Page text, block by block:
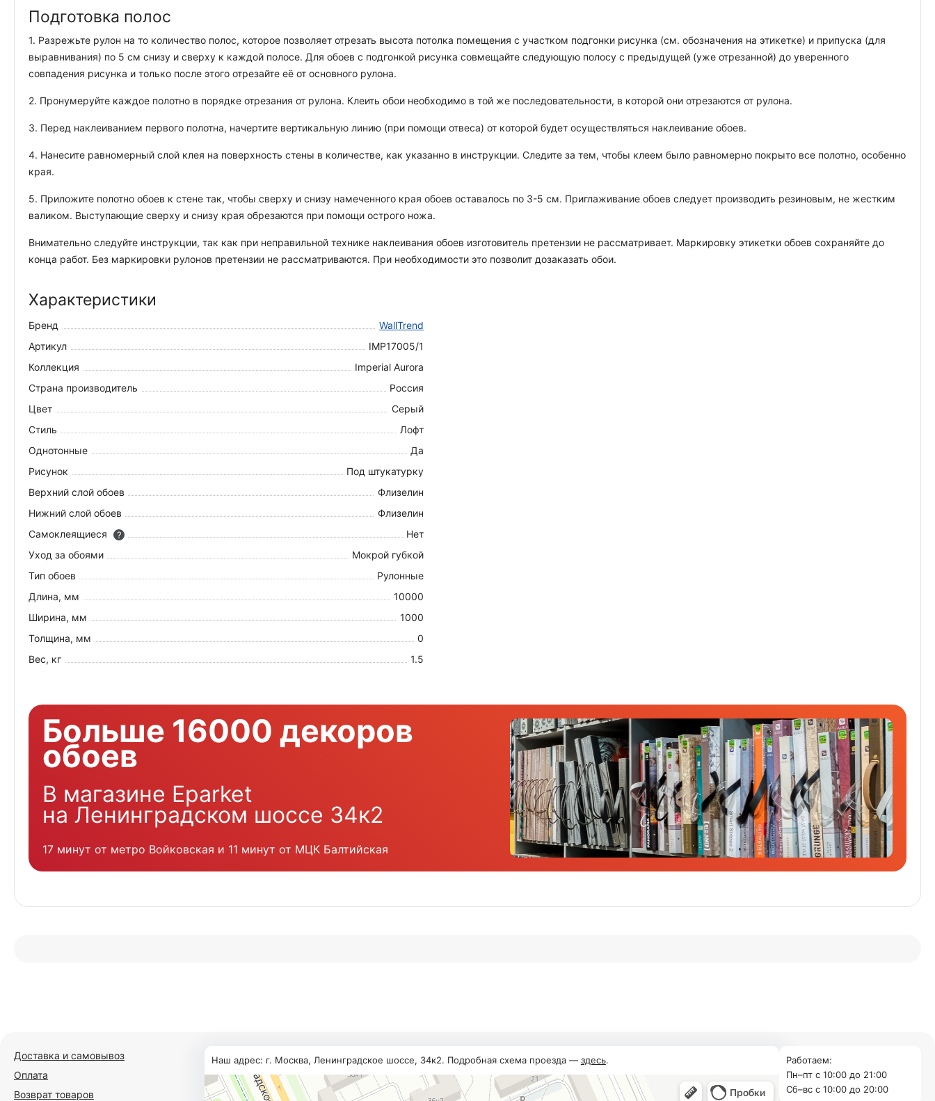
Подготовка полос
1. Разрежьте рулон на то количество полос, которое позволяет отрезать высота потолка помещения с участком подгонки рисунка (см. обозначения на этикетке) и припуска (для
выравнивания) по 5 см снизу и сверху к каждой полосе. Для обоев с подгонкой рисунка совмещайте следующую полосу с предыдущей (уже отрезанной) до уверенного
совпадения рисунка и только после этого отрезайте её от основного рулона.
2. Пронумеруйте каждое полотно в порядке отрезания от рулона. Клеить обои необходимо в той же последовательности, в которой они отрезаются от рулона.
3. Перед наклеиванием первого полотна, начертите вертикальную линию (при помощи отвеса) от которой будет осуществляться наклеивание обоев.
4. Нанесите равномерный слой клея на поверхность стены в количестве, как указанно в инструкции. Следите за тем, чтобы клеем было равномерно покрыто все полотно, особенно
края.
5. Приложите полотно обоев к стене так, чтобы сверху и снизу намеченного края обоев оставалось по 3-5 см. Приглаживание обоев следует производить резиновым, не жестким
валиком. Выступающие сверху и снизу края обрезаются при помощи острого ножа.
Внимательно следуйте инструкции, так как при неправильной технике наклеивания обоев изготовитель претензии не рассматривает. Маркировку этикетки обоев сохраняйте до
конца работ. Без маркировки рулонов претензии не рассматриваются. При необходимости это позволит дозаказать обои.
Характеристики
Бренд
WallTrend
Артикул
IMP17005/1
Коллекция
Imperial Aurora
Страна производитель
Россия
Цвет
Серый
Стиль
Лофт
Однотонные
Да
Рисунок
Под штукатурку
Верхний слой обоев
Флизелин
Нижний слой обоев
Флизелин
Самоклеящиеся
?
Нет
Уход за обоями
Мокрой губкой
Тип обоев
Рулонные
Длина, мм
10000
Ширина, мм
1000
Толщина, мм
0
Вес, кг
1.5
Больше 16000 декоров
обоев
В магазине Eparket
на Ленинградском шоссе 34к2
17 минут от метро Войковская и 11 минут от МЦК Балтийская
Доставка и самовывоз
Оплата
Возврат товаров
Наш адрес: г. Москва, Ленинградское шоссе, 34к2. Подробная схема проезда — здесь.
Работаем:
Пн–пт с 10:00 до 21:00
Cб–вс с 10:00 до 20:00